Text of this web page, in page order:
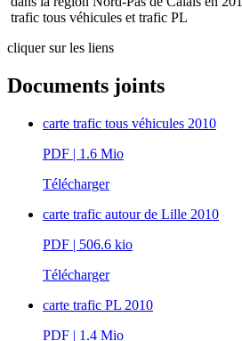
trafic tous véhicules et trafic PL
cliquer sur les liens
Documents joints
carte trafic tous véhicules 2010
PDF | 1.6 Mio
Télécharger
carte trafic autour de Lille 2010
PDF | 506.6 kio
Télécharger
carte trafic PL 2010
PDF | 1.4 Mio